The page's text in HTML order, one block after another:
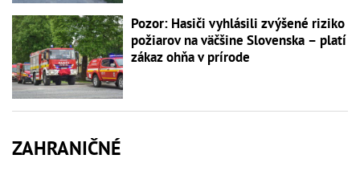
Pozor: Hasiči vyhlásili zvýšené riziko
požiarov na väčšine Slovenska – platí
zákaz ohňa v prírode
ZAHRANIČNÉ